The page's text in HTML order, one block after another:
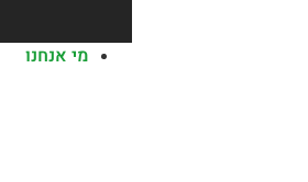
מי אנחנו